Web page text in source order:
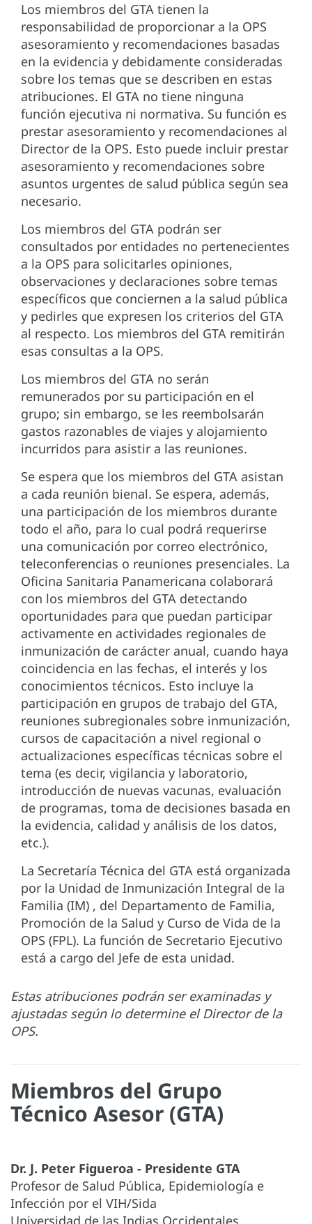
Los miembros del GTA tienen la
responsabilidad de proporcionar a la OPS
asesoramiento y recomendaciones basadas
en la evidencia y debidamente consideradas
sobre los temas que se describen en estas
atribuciones. El GTA no tiene ninguna
función ejecutiva ni normativa. Su función es
prestar asesoramiento y recomendaciones al
Director de la OPS. Esto puede incluir prestar
asesoramiento y recomendaciones sobre
asuntos urgentes de salud pública según sea
necesario.
Los miembros del GTA podrán ser
consultados por entidades no pertenecientes
a la OPS para solicitarles opiniones,
observaciones y declaraciones sobre temas
específicos que conciernen a la salud pública
y pedirles que expresen los criterios del GTA
al respecto. Los miembros del GTA remitirán
esas consultas a la OPS.
Los miembros del GTA no serán
remunerados por su participación en el
grupo; sin embargo, se les reembolsarán
gastos razonables de viajes y alojamiento
incurridos para asistir a las reuniones.
Se espera que los miembros del GTA asistan
a cada reunión bienal. Se espera, además,
una participación de los miembros durante
todo el año, para lo cual podrá requerirse
una comunicación por correo electrónico,
teleconferencias o reuniones presenciales. La
Oficina Sanitaria Panamericana colaborará
con los miembros del GTA detectando
oportunidades para que puedan participar
activamente en actividades regionales de
inmunización de carácter anual, cuando haya
coincidencia en las fechas, el interés y los
conocimientos técnicos. Esto incluye la
participación en grupos de trabajo del GTA,
reuniones subregionales sobre inmunización,
cursos de capacitación a nivel regional o
actualizaciones específicas técnicas sobre el
tema (es decir, vigilancia y laboratorio,
introducción de nuevas vacunas, evaluación
de programas, toma de decisiones basada en
la evidencia, calidad y análisis de los datos,
etc.).
La Secretaría Técnica del GTA está organizada
por la Unidad de Inmunización Integral de la
Familia (IM) , del Departamento de Familia,
Promoción de la Salud y Curso de Vida de la
OPS (FPL). La función de Secretario Ejecutivo
está a cargo del Jefe de esta unidad.
Estas atribuciones podrán ser examinadas y
ajustadas según lo determine el Director de la
OPS.
Miembros del Grupo
Técnico Asesor (GTA)
Dr. J. Peter Figueroa - Presidente GTA
Profesor de Salud Pública, Epidemiología e
Infección por el VIH/Sida